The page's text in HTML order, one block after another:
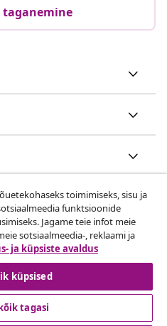
taganemine
on vidaXL Marketplace
toimimiseks, sisu ja
funktsioonide
Jagame teie infot meie
sotsiaalmeedia-, reklaami ja
ja küpsiste avaldus
küpsised
tagasi